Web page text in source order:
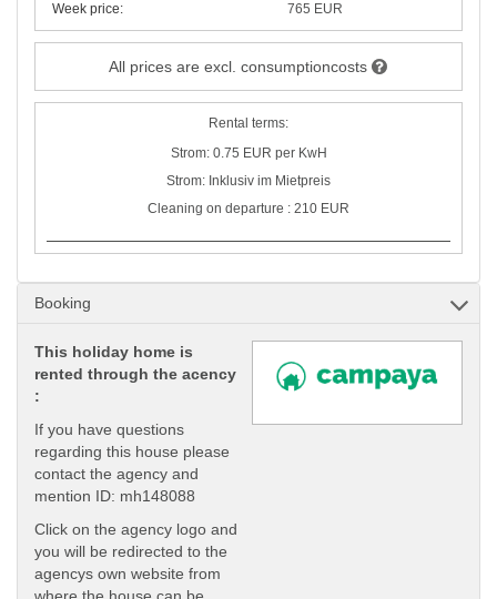
Week price:
765 EUR
All prices are excl. consumptioncosts
Rental terms:
Strom: 0.75 EUR per KwH
Strom: Inklusiv im Mietpreis
Cleaning on departure : 210 EUR
Booking
This holiday home is
rented through the acency
:
If you have questions
regarding this house please
contact the agency and
mention ID: mh148088
Click on the agency logo and
you will be redirected to the
agencys own website from